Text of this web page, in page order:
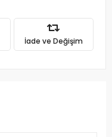
İade ve Değişim